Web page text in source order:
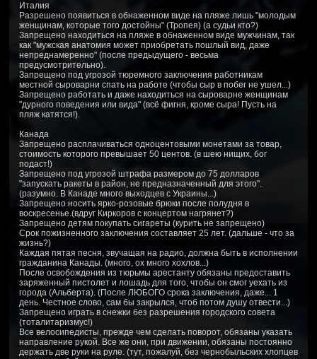
Италия
Разрешено появиться в обнаженном виде на пляже лишь "молодым
женщинам, которые того достойны" (Тропея) (а судьи кто?)
Запрещено находиться на пляже в обнаженном виде мужчинам, так
как "мужская анатомия может приобретать пошлый вид, даже
непреднамеренно" (после предыдущего - весьма
предусмотрительно).
Запрещено под угрозой тюремного заключения работникам
местной сыроварни спать на работе (чтобы сыр в побег не ушел...)
Запрещено работать и даже находиться на сыроварне женщинам
"дурного поведения или вида" (всё фигня, кроме сыра! Пусть на
пляж катятся!).
Канада
Запрещено расплачиваться одноцентовыми монетами за товар,
стоимость которого превышает 50 центов. (в шею нищих, бог
подаст!)
Запрещено под угрозой штрафа размером до 75 долларов
"запускать ракеты в район, не предназначенный для этого".
(разумно. В Канаде много выходцев с Украины...)
Запрещено носить ярко-розовые брюки после полудня в
воскресенье.(вдруг Киркоров с концертом нагрянет?)
Запрещено детям покупать сигареты (курить не запрещено)
Срок пожизненного заключения составляет 25 лет. (дальше - что за
жизнь?)
Каждая пятая песня, звучащая на радио, должна быть в исполнении
гражданина Канады. (много, ох много хохлов...)
После освобождения из тюрьмы арестанту обязаны предоставить
заряженный пистолет и лошадь для того, чтобы он смог уехать из
города (Альберта). (После ЛЮБОГО срока заключения, даже... 1
день. Честное слово, сам бы закрылся, чтоб потом душу отвести...)
Запрещено играть в снежки без разрешения городского совета
(тоталитаризмус!)
Все велосипедисты, прежде чем сделать поворот, обязаны указать
направление рукой. Все же они, при движении, обязаны постоянно
держать две руки на руле. (тут, пожалуй, без чернобыльских хлопцев